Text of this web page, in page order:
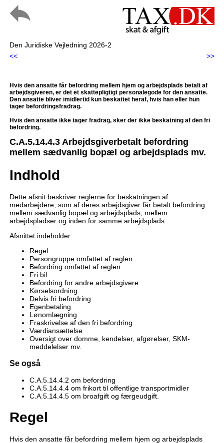
Den Juridiske Vejledning 2026-2
<<
>>
Hvis den ansatte får befordring mellem hjem og arbejdsplads betalt af
arbejdsgiveren, er det et skattepligtigt personalegode for den ansatte.
Den ansatte bliver imidlertid kun beskattet heraf, hvis han eller hun
tager befordringsfradrag.
Hvis den ansatte ikke tager fradrag, sker der ikke beskatning af den fri
befordring.
C.A.5.14.4.3 Arbejdsgiverbetalt befordring
mellem sædvanlig bopæl og arbejdsplads mv.
Indhold
Dette afsnit beskriver reglerne for beskatningen af
medarbejdere, som af deres arbejdsgiver får betalt befordring
mellem sædvanlig bopæl og arbejdsplads, mellem
arbejdspladser og inden for samme arbejdsplads.
Afsnittet indeholder:
Regel
Persongruppe omfattet af reglen
Befordring omfattet af reglen
Fri bil
Befordring for andre arbejdsgivere
Kørselsordning
Delvis fri befordring
Egenbetaling
Lønomlægning
Fraskrivelse af den fri befordring
Værdiansættelse
Oversigt over domme, kendelser, afgørelser, SKM-
meddelelser mv.
Se også
C.A.5.14.4.2 om befordring
C.A.5.14.4.4 om frikort til offentlige transportmidler
C.A.5.14.4.5 om broafgift og færgeudgift.
Regel
Hvis den ansatte får befordring mellem hjem og arbejdsplads